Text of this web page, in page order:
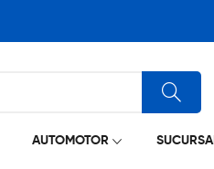
AUTOMOTOR